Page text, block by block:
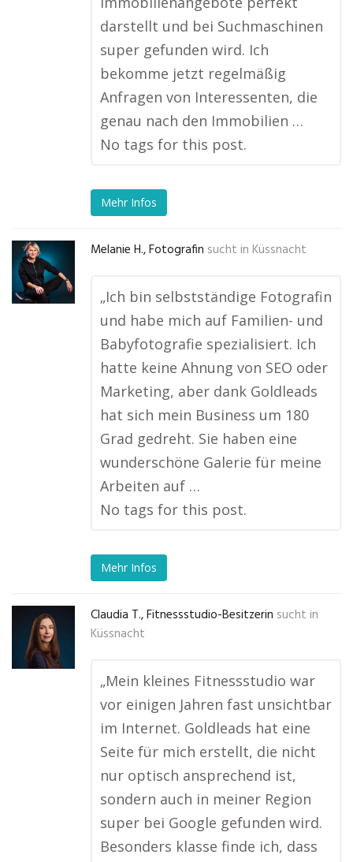
darstellt und bei Suchmaschinen
super gefunden wird. Ich
bekomme jetzt regelmäßig
Anfragen von Interessenten, die
genau nach den Immobilien …
No tags for this post.
Mehr Infos
Melanie H., Fotografin sucht in Küssnacht
„Ich bin selbstständige Fotografin
und habe mich auf Familien- und
Babyfotografie spezialisiert. Ich
hatte keine Ahnung von SEO oder
Marketing, aber dank Goldleads
hat sich mein Business um 180
Grad gedreht. Sie haben eine
wunderschöne Galerie für meine
Arbeiten auf …
No tags for this post.
Mehr Infos
Claudia T., Fitnessstudio-Besitzerin sucht in
Küssnacht
„Mein kleines Fitnessstudio war
vor einigen Jahren fast unsichtbar
im Internet. Goldleads hat eine
Seite für mich erstellt, die nicht
nur optisch ansprechend ist,
sondern auch in meiner Region
super bei Google gefunden wird.
Besonders klasse finde ich, dass